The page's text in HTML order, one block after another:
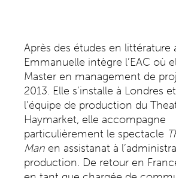
Après des études en littérature
Emmanuelle intègre l’EAC où
Master en management de
2013. Elle s’installe à Londres
l’équipe de production du
Haymarket, elle accompagne
particulièrement le spectacle
Man en assistanat à
production. De retour en